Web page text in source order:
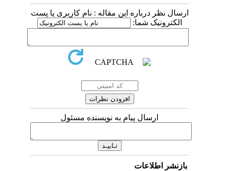
ارسال نظر درباره این مقاله : نام کاربری یا پست
الکترونیک شما:
ارسال پیام به نویسنده مسئول
بازنشر اطلاعات